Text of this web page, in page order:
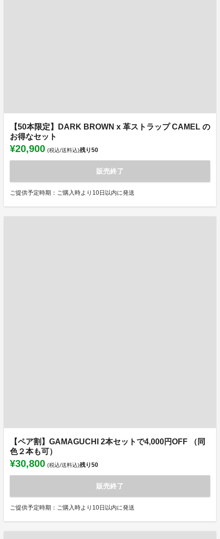
【50本限定】DARK BROWN x 革ストラップ CAMEL の
お得なセット
¥20,900 (税込/送料込)残り50
販売終了
ご提供予定時期：ご購入時より10日以内に発送
【ペア割】GAMAGUCHI 2本セットで4,000円OFF （同
色２本も可）
¥30,800 (税込/送料込)残り50
販売終了
ご提供予定時期：ご購入時より10日以内に発送